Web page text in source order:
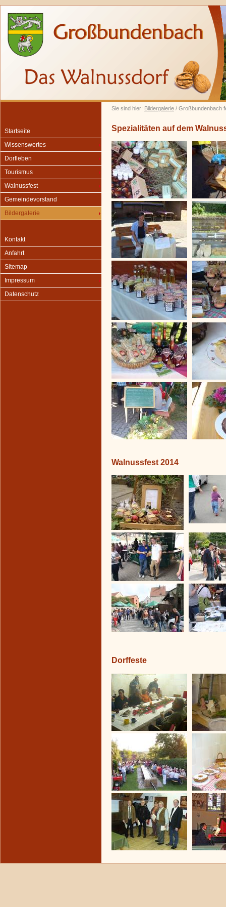
Sie sind hier: Bildergalerie / Großbundenbach
Startseite
Wissenswertes
Dorfleben
Tourismus
Walnussfest
Gemeindevorstand
Bildergalerie
Kontakt
Anfahrt
Sitemap
Impressum
Datenschutz
Spezialitäten auf dem
Walnussfest 2014
Dorffeste